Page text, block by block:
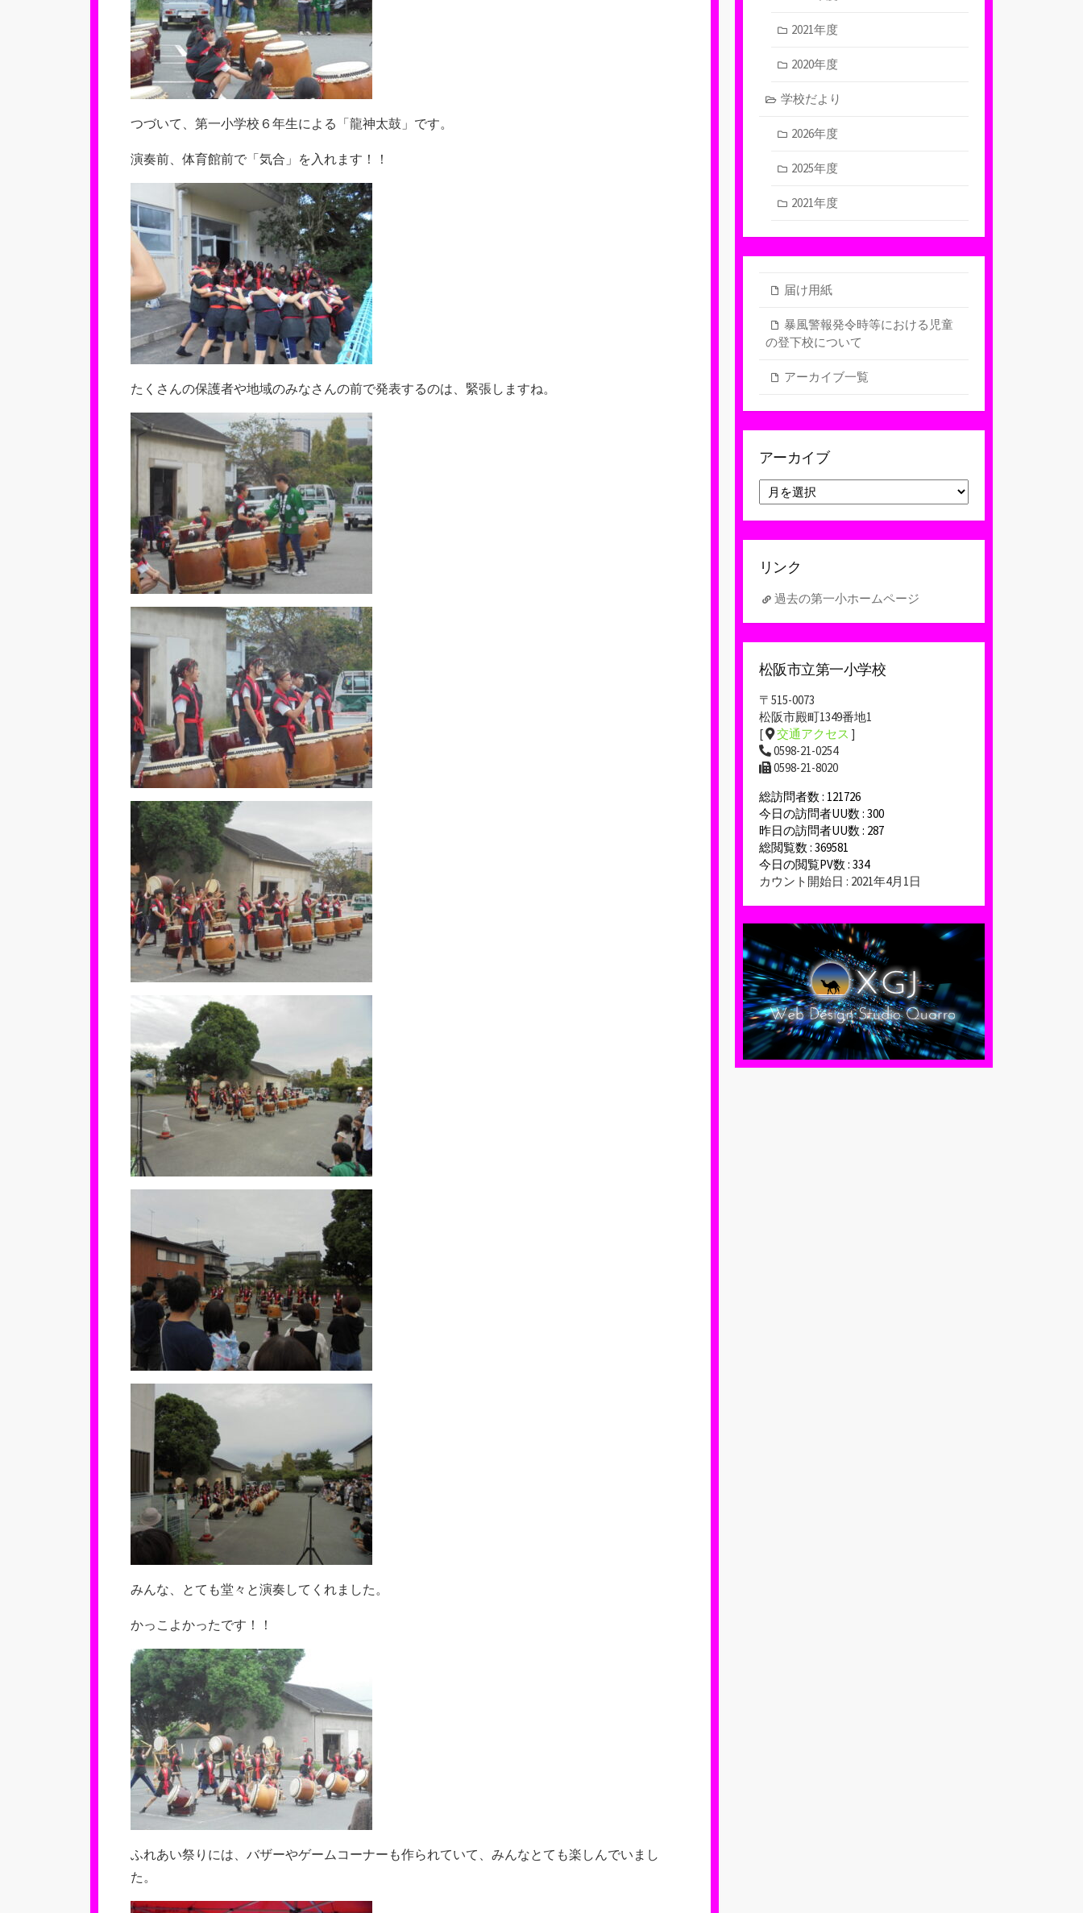
つづいて、第一小学校６年生による「龍神太鼓」です。
演奏前、体育館前で「気合」を入れます！！
たくさんの保護者や地域のみなさんの前で発表するのは、緊張しますね。
みんな、とても堂々と演奏してくれました。
かっこよかったです！！
ふれあい祭りには、バザーやゲームコーナーも作られていて、みんなとても楽しんでいまし
た。
2021年度
2020年度
学校だより
2026年度
2025年度
2021年度
届け用紙
暴風警報発令時等における児童
の登下校について
アーカイブ一覧
アーカイブ
ー
カ
イ
リンク
過去の第一小ホームページ
松阪市立第一小学校
〒515-0073
松阪市殿町1349番地1
[
交通アクセス ]
0598-21-0254
0598-21-8020
総訪問者数 : 121726
今日の訪問者UU数 : 300
昨日の訪問者UU数 : 287
総閲覧数 : 369581
今日の閲覧PV数 : 334
カウント開始日 : 2021年4月1日